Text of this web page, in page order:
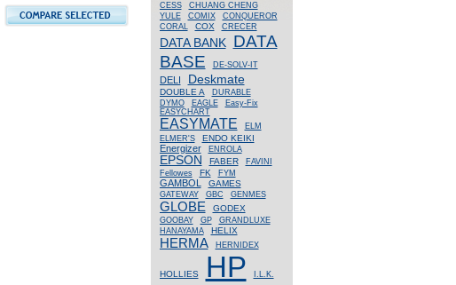
CESS
CHUANG CHENG
YULE
COMIX
CONQUEROR
CORAL
COX CRECER
DATA BANK DATA
BASE
DE-SOLV-IT
DELI Deskmate
DOUBLE A
DURABLE
DYMO
EAGLE
Easy-Fix
EASYCHART
EASYMATE
ELM
ELMER'S
ENDO KEIKI
Energizer ENROLA
EPSON FABER
FAVINI
Fellowes
FK FYM
GAMBOL GAMES
GATEWAY GBC GENMES
GLOBE GODEX
GOOBAY GP
GRANDLUXE
HANAYAMA
HELIX
HERMA HERNIDEX
HOLLIES HP
I.L.K.